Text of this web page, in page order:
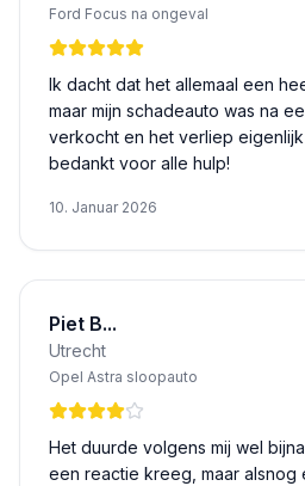
Ford Focus na ongeval
Ik dacht dat het allemaal een
maar mijn schadeauto was na
verkocht en het verliep eigenlijk
bedankt voor alle hulp!
10. Januar 2026
Piet B...
Utrecht
Opel Astra sloopauto
Het duurde volgens mij wel
een reactie kreeg, maar